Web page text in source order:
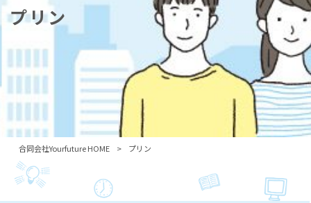
プリン
合同会社Yourfuture HOME > プリン